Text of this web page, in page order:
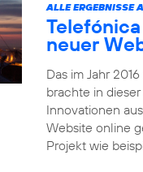
ALLE ERGEBNISSE
neuer
Das im Jahr
brachte in
Innovationen
Website online
Projekt wie